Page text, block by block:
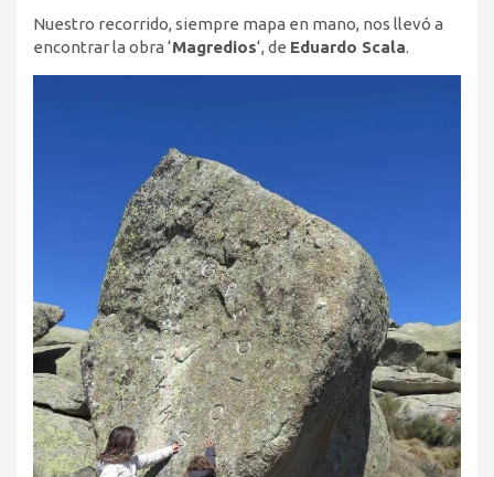
Nuestro recorrido, siempre mapa en mano, nos llevó a
encontrar la obra ‘Magredios‘, de Eduardo Scala.